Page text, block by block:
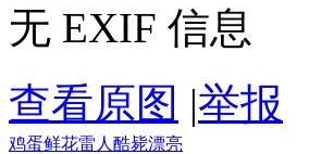
无 EXIF 信息
查看原图 |举报
鸡蛋鲜花雷人 酷毙漂亮